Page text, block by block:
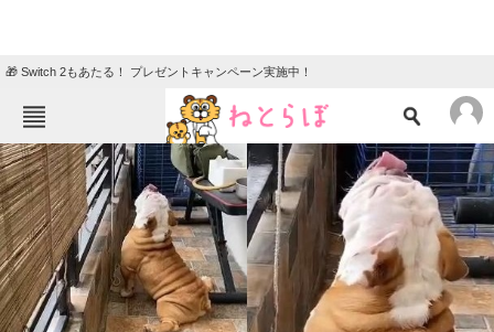
🎁 Switch 2もあたる！ プレゼントキャンペーン実施中！
ねとらぼメニュー
TOP ニュース
エンタメ クイズ
グルメ 地域
住まい 教育・育児